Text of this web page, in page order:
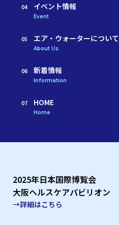
イベント情報
Event
エア・ウォーターについて
About Us
新着情報
Information
HOME
Home
2025年日本国際博覧会
大阪ヘルスケアパビリオン
→詳細はこちら